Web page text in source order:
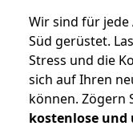
Wir sind für
Süd gerüstet.
Stress und die
sich auf Ihren
können. Zögern
kostenlose und